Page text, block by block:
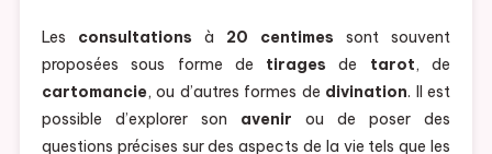
Les consultations à 20 centimes sont souvent
proposées sous forme de tirages de tarot, de
cartomancie, ou d’autres formes de divination. Il est
possible d’explorer son avenir ou de poser des
questions précises sur des aspects de la vie tels que les